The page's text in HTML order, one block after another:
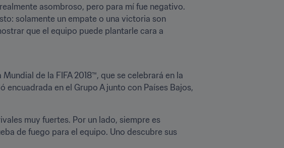
asombroso, pero para mí fue negativo.
solamente un empate o una victoria son
que el equipo puede plantarle cara a
de la FIFA 2018™, que se celebrará en la
en el Grupo A junto con Países Bajos,
muy fuertes. Por un lado, siempre es
de fuego para el equipo. Uno descubre sus